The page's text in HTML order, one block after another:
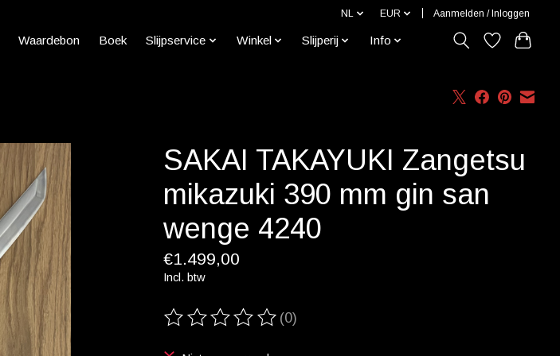
NL EUR Aanmelden / Inloggen
Waardebon Boek Slijpservice Winkel Slijperij Info
SAKAI TAKAYUKI Zangetsu
mikazuki 390 mm gin san
wenge 4240
€1.499,00
Incl. btw
De beoordeling van dit product is
(0)